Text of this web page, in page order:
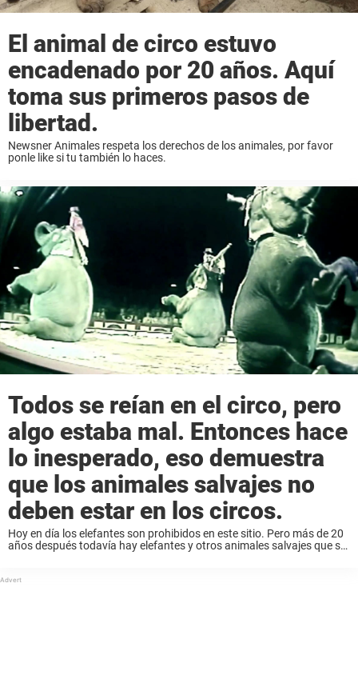
El animal de circo estuvo
encadenado por 20 años. Aquí
toma sus primeros pasos de
libertad.
Newsner Animales respeta los derechos de los animales, por favor
ponle like si tu también lo haces.
Todos se reían en el circo, pero
algo estaba mal. Entonces hace
lo inesperado, eso demuestra
que los animales salvajes no
deben estar en los circos.
Hoy en día los elefantes son prohibidos en este sitio. Pero más de 20
años después todavía hay elefantes y otros animales salvajes que se